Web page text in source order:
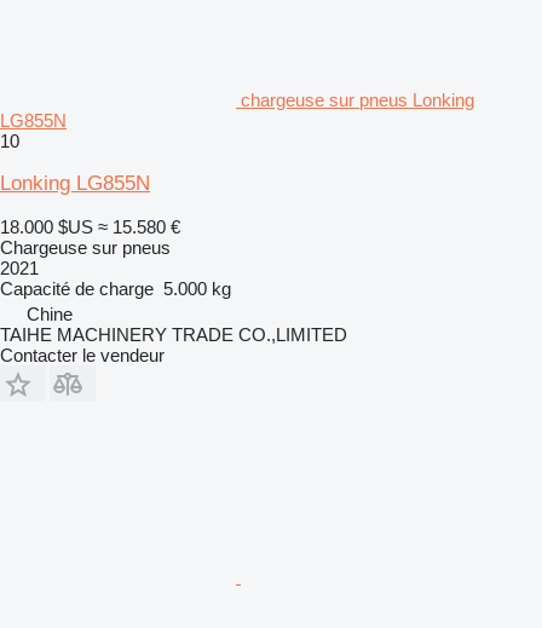
chargeuse sur pneus Lonking
LG855N
10
Lonking LG855N
18.000 $US ≈ 15.580 €
Chargeuse sur pneus
2021
Capacité de charge 5.000 kg
Chine
TAIHE MACHINERY TRADE CO.,LIMITED
Contacter le vendeur